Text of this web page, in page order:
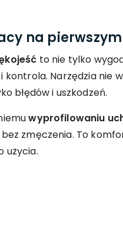
na
to nie tylko
Narzędzia nie
błędów i uszkodzeń.
wyprofilowaniu
bez zmęczenia. To
użycia.